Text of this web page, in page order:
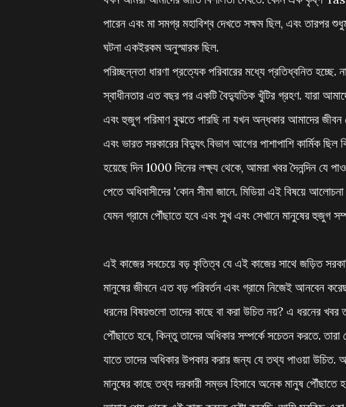
পারেন এবং মা সমগ্র মহাবিশ্ব দেখতে সক্ষম ছিল, এবং তারপর
ঘটনা একইরকম অনুস্মারক ছিল.
পরিচ্ছন্নতা ধারণা প্রত্যেক পরিবারের মধ্যে প্রতিধ্বনিত
স্বাধীনতার এত বছর পর একটি বৈদ্যুতিক খুঁটির গ্রহণ. যারা
এবং হুজুগ পরিমাণ বুঝতে পারছি না যখন অন্ধকার আমাদের
এবং ভারত সরকারের বিদ্যুৎ বিভাগ আগের পাশাপাশি কার্মিক
হয়েছে দিন 1000 দিনের লক্ষ্য থেকে, আমরা খবর দৈনন্দিন যে
পেতে অধিবাসীদের 'কোন সীমা জানে. মিডিয়া এই বিষয়ে
যেমন গ্রামে পৌঁছাতে হবে এবং সুখ এবং সেখানে মানুষের হুজুগ
এই কাজের সবচেয়ে বড় কৃতিত্ব যে এই কাজের সাথে জড়িত
মানুষের জীবনে এত বড় পরিবর্তন এবং গ্রামে নিজেই আনবেন
ধরনের বিষয়গুলো তাদের কাছে বা করা উচিত নয়? এ ধরনের
পৌঁছাতে হবে, কিন্তু তাদের অধিকার সম্পর্কে সচেতন করতে.
যাতে তাদের অধিকার উপকার করার জন্য যে তথ্য পাওয়া
মানুষের কাছে তথ্য দরকারী সম্ভব হিসাবে অনেক মানুষ পৌঁছাতে